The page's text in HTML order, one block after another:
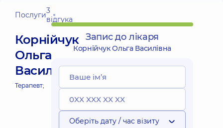
Послуги3
відгука
Корнійчук
Ольга
Василівна
Терапевт;
Запис до лікаря
Корнійчук Ольга Василівна
Оберіть дату / час візиту